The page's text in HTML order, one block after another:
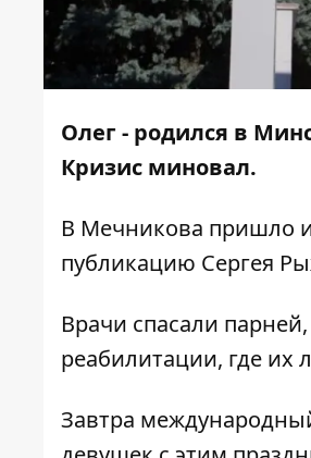
Олег - родился в
Кризис миновал.
В Мечникова пришло
публикацию Сергея
Врачи спасали
реабилитации, где
Завтра